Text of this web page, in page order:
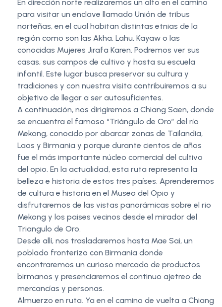
En dirección norte realizaremos un alto en el camino
para visitar un enclave llamado Unión de tribus
norteñas, en el cual habitan distintas etnias de la
región como son las Akha, Lahu, Kayaw o las
conocidas Mujeres Jirafa Karen. Podremos ver sus
casas, sus campos de cultivo y hasta su escuela
infantil. Este lugar busca preservar su cultura y
tradiciones y con nuestra visita contribuiremos a su
objetivo de llegar a ser autosuficientes.
A continuación, nos dirigiremos a Chiang Saen, donde
se encuentra el famoso “Triángulo de Oro” del río
Mekong, conocido por abarcar zonas de Tailandia,
Laos y Birmania y porque durante cientos de años
fue el más importante núcleo comercial del cultivo
del opio. En la actualidad, esta ruta representa la
belleza e historia de estos tres países. Aprenderemos
de cultura e historia en el Museo del Opio y
disfrutaremos de las vistas panorámicas sobre el rio
Mekong y los paises vecinos desde el mirador del
Triangulo de Oro.
Desde allí, nos trasladaremos hasta Mae Sai, un
poblado fronterizo con Birmania donde
encontraremos un curioso mercado de productos
birmanos y presenciaremos el continuo ajetreo de
mercancías y personas.
Almuerzo en ruta. Ya en el camino de vuelta a Chiang